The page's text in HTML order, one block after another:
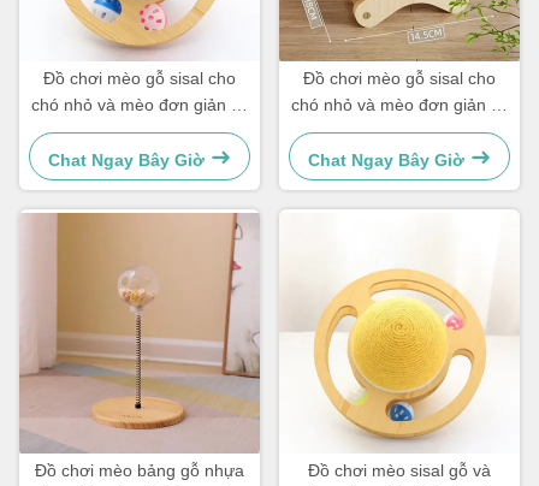
Đồ chơi mèo gỗ sisal cho
chó nhỏ và mèo đơn giản và
thiết thực
Chat Ngay Bây Giờ
Đồ chơi mèo gỗ sisal cho
chó nhỏ và mèo đơn giản và
thiết thực
Chat Ngay Bây Giờ
Đồ chơi mèo bảng gỗ nhựa
Đồ chơi mèo sisal gỗ và